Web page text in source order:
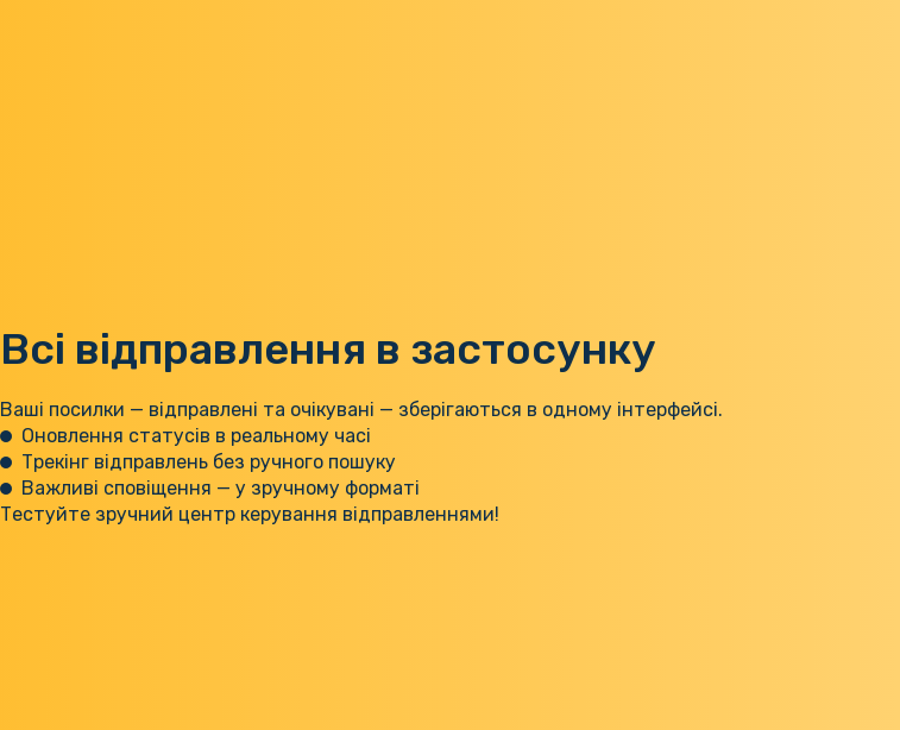
Всі відправлення в застосунку
Ваші посилки — відправлені та очікувані — зберігаються в одному інтерфейсі.
Оновлення статусів в реальному часі
Трекінг відправлень без ручного пошуку
Важливі сповіщення — у зручному форматі
Тестуйте зручний центр керування відправленнями!